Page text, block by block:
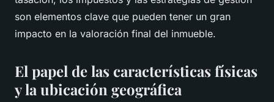
son elementos clave que pueden tener un gran
impacto en la valoración final del inmueble.
El papel de las características físicas
y la ubicación geográfica